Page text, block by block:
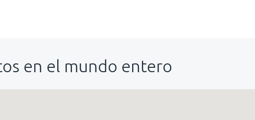
en el mundo entero